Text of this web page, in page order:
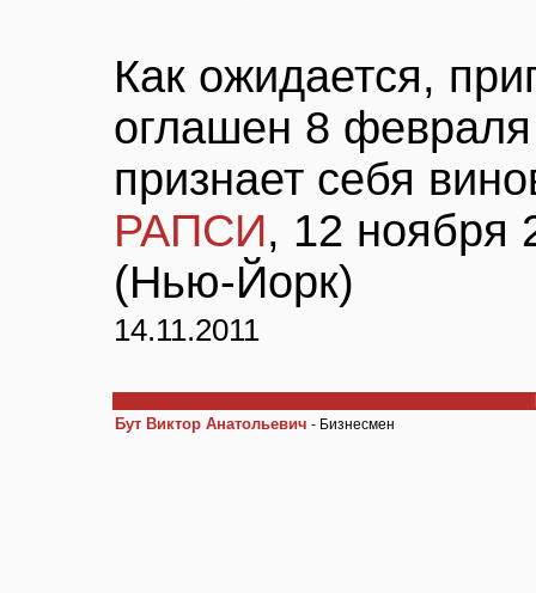
Как ожидается,
оглашен 8
признает себя
РАПСИ, 12 ноября
(Нью-Йорк)
14.11.2011
Бут Виктор Анатольевич - Бизнесмен